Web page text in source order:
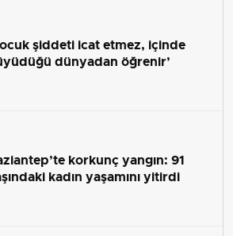
şiddeti icat etmez, içinde
dünyadan öğrenir’
korkunç yangın: 91
kadın yaşamını yitirdi